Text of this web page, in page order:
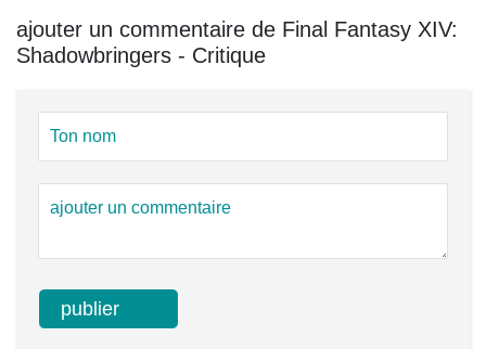
ajouter un commentaire de Final Fantasy XIV:
Shadowbringers - Critique